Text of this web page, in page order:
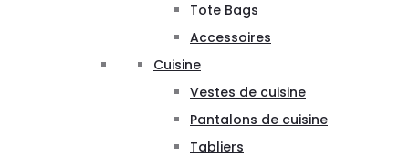
Tote Bags
Accessoires
Cuisine
Vestes de cuisine
Pantalons de cuisine
Tabliers